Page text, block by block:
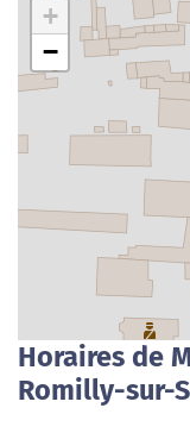
+
−
Horaires de
Romilly-sur-